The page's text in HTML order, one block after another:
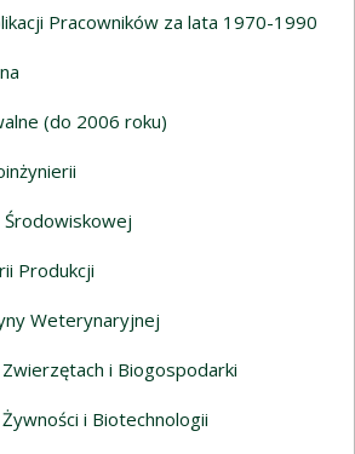
Pracowników za lata 1970-1990
(do 2006 roku)
Środowiskowej
Produkcji
Weterynaryjnej
Zwierzętach i Biogospodarki
i Biotechnologii